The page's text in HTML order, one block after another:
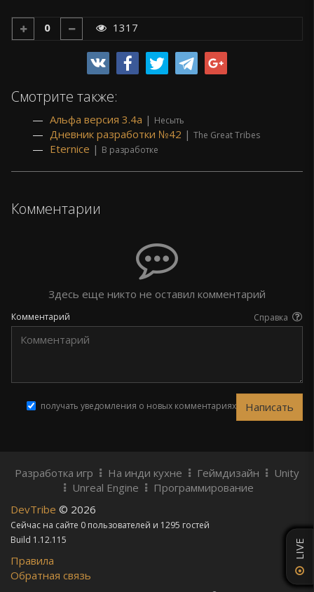
LIVE
0 1317
Смотрите также:
Альфа версия 3.4а | Несыть
Дневник разработки №42 | The Great Tribes
Eternice | В разработке
Комментарии
Здесь еще никто не оставил комментарий
Комментарий Справка
получать уведомления о новых комментариях
Разработка игр На инди кухне Геймдизайн
Unity
Unreal Engine
Программирование
DevTribe © 2026
Сейчас на сайте 0 пользователей и 1295 гостей
Build 1.12.115
Правила
Обратная связь